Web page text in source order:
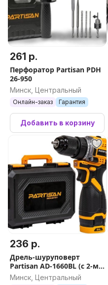
261 р.
Перфоратор Partisan PDH
26-950
Минск, Центральный
Онлайн-заказ Гарантия
Добавить в корзину
236 р.
Дрель-шуруповерт
Partisan AD-1660BL (с 2-мя
АКБ, кейс)
Минск, Центральный